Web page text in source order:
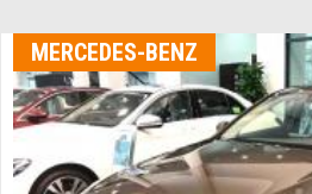
MERCEDES-BENZ